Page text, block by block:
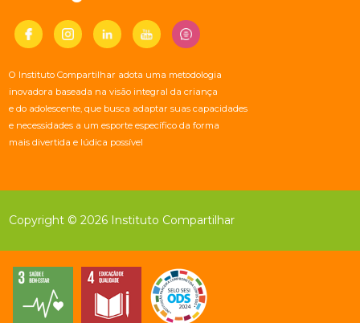
O Instituto Compartilhar adota uma metodologia
inovadora baseada na visão integral da criança
e do adolescente, que busca adaptar suas capacidades
e necessidades a um esporte específico da forma
mais divertida e lúdica possível
Copyright © 2026 Instituto Compartilhar